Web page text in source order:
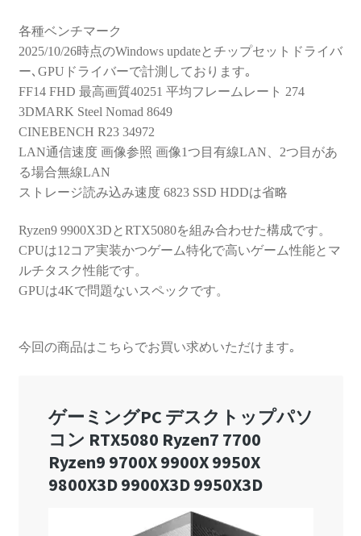
各種ベンチマーク
2025/10/26時点のWindows updateとチップセットドライバ
ー､GPUドライバーで計測しております｡
FF14 FHD 最高画質40251 平均フレームレート 274
3DMARK Steel Nomad 8649
CINEBENCH R23 34972
LAN通信速度 画像参照 画像1つ目有線LAN、2つ目があ
る場合無線LAN
ストレージ読み込み速度 6823 SSD HDDは省略
Ryzen9 9900X3DとRTX5080を組み合わせた構成です。
CPUは12コア実装かつゲーム特化で高いゲーム性能とマ
ルチタスク性能です。
GPUは4Kで問題ないスペックです。
今回の商品はこちらでお買い求めいただけます｡